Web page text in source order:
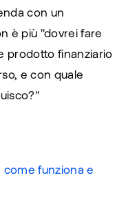
con un
è più "dovrei fare
prodotto finanziario
e con quale
come funziona e